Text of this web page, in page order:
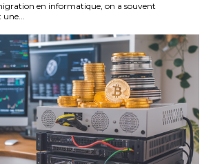
en informatique, on a souvent
une...